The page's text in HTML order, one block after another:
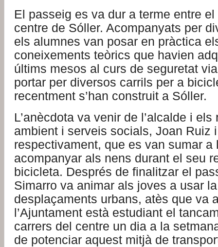
El passeig es va dur a terme entre el
centre de Sóller. Acompanyats per
els alumnes van posar en pràctica
coneixements teòrics que havien
últims mesos al curs de seguretat
portar per diversos carrils per a
recentment s’han construit a Sóller.
L’anècdota va venir de l’alcalde i
ambient i serveis socials, Joan Ruiz
respectivament, que es van sumar
acompanyar als nens durant el seu
bicicleta. Després de finalitzar el
Simarro va animar als joves a usar
desplaçaments urbans, atès que va
l’Ajuntament està estudiant el
carrers del centre un dia a la
de potenciar aquest mitjà de